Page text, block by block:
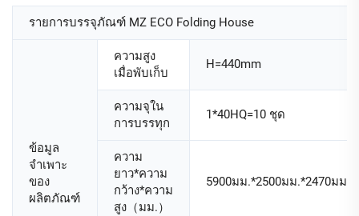
รายการบรรจุภัณฑ์ MZ ECO Folding House
ข้อมูล
จำเพาะ
ของ
ผลิตภัณฑ์
ความสูง
เมื่อพับเก็บ
H=440mm
ความจุใน
การบรรทุก
1*40HQ=10 ชุด
ความ
ยาว*ความ
กว้าง*ความ
สูง（มม.）
5900มม.*2500มม.*2470มม.